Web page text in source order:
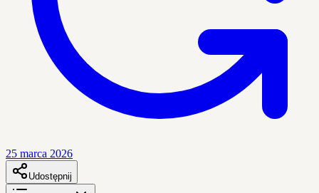
25 marca 2026
Udostępnij